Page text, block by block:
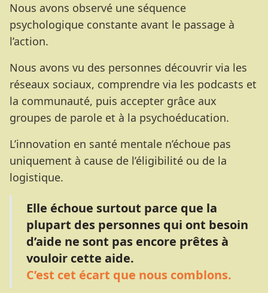
Nous avons observé une séquence
psychologique constante avant le passage à
l’action.
Nous avons vu des personnes découvrir via les
réseaux sociaux, comprendre via les podcasts et
la communauté, puis accepter grâce aux
groupes de parole et à la psychoéducation.
L’innovation en santé mentale n’échoue pas
uniquement à cause de l’éligibilité ou de la
logistique.
Elle échoue surtout parce que la
plupart des personnes qui ont besoin
d’aide ne sont pas encore prêtes à
vouloir cette aide.
C’est cet écart que nous comblons.